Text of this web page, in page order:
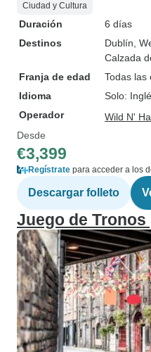
Ciudad y Cultura
Duración
6 días
Destinos
Dublín ,
Calzada
Franja de edad
Todas las
Idioma
Solo:
Operador
Wild N'
Desde
€3,399
Regístrate para acceder a los
Descargar folleto
Juego de Tronos